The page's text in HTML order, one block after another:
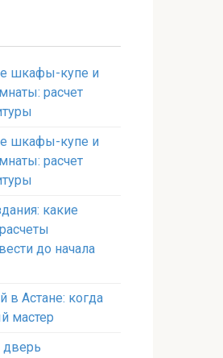
шкафы-купе и
расчет
шкафы-купе и
расчет
какие
до начала
в Астане: когда
мастер
дверь